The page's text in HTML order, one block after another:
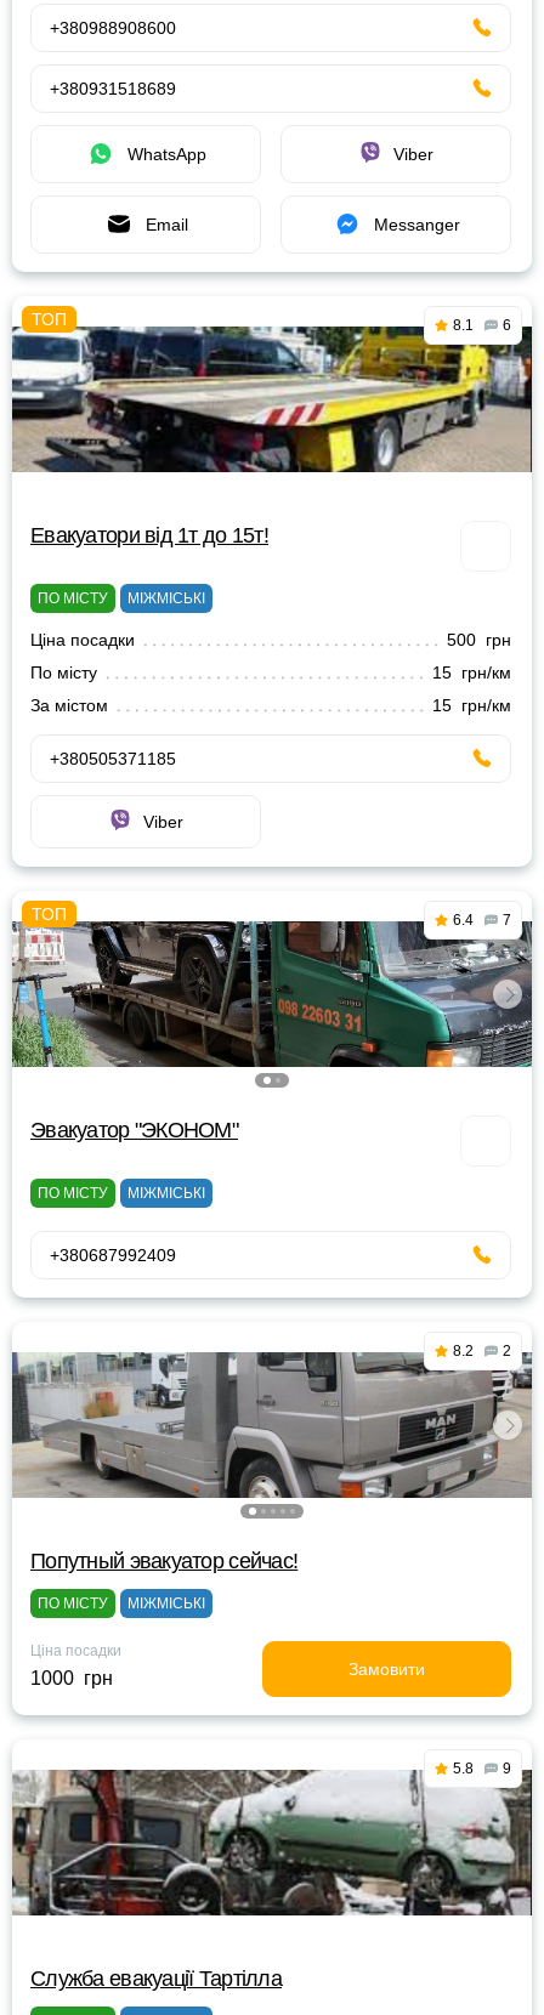
+380988908600
+380931518689
WhatsApp Viber
Email Messanger
8.1 6
Евакуатори від 1т до 15т!
ПО МІСТУ МІЖМІСЬКІ
Ціна посадки
500 грн
По місту
15 грн/км
За містом
15 грн/км
+380505371185
Viber
6.4 7
Эвакуатор "ЭКОНОМ"
ПО МІСТУ МІЖМІСЬКІ
+380687992409
8.2 2
Попутный эвакуатор сейчас!
ПО МІСТУ МІЖМІСЬКІ
Ціна посадки
1000 грн Замовити
5.8 9
Служба евакуації Тартілла